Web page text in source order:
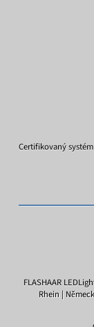
Certifikovaný
FLASHAAR
Rhein |